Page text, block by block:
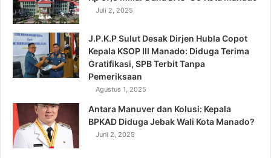
Juli 2, 2025
J.P.K.P Sulut Desak Dirjen Hubla Copot
Kepala KSOP III Manado: Diduga Terima
Gratifikasi, SPB Terbit Tanpa
Pemeriksaan
Agustus 1, 2025
Antara Manuver dan Kolusi: Kepala
BPKAD Diduga Jebak Wali Kota Manado?
Juni 2, 2025